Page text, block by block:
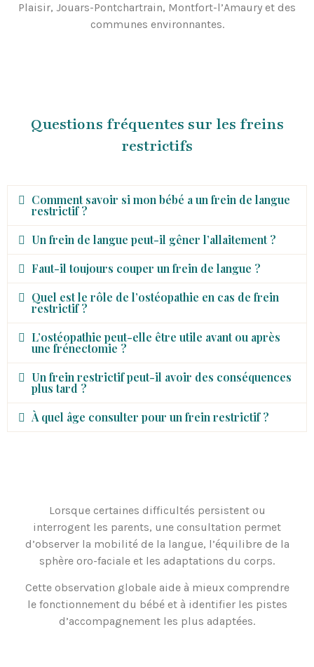
Plaisir, Jouars-Pontchartrain, Montfort-l’Amaury et des
communes environnantes.
Questions fréquentes sur les freins
restrictifs
Comment savoir si mon bébé a un frein de langue
restrictif ?
Un frein de langue peut-il gêner l’allaitement ?
Faut-il toujours couper un frein de langue ?
Quel est le rôle de l’ostéopathie en cas de frein
restrictif ?
L’ostéopathie peut-elle être utile avant ou après
une frénectomie ?
Un frein restrictif peut-il avoir des conséquences
plus tard ?
À quel âge consulter pour un frein restrictif ?
Lorsque certaines difficultés persistent ou
interrogent les parents, une consultation permet
d’observer la mobilité de la langue, l’équilibre de la
sphère oro-faciale et les adaptations du corps.
Cette observation globale aide à mieux comprendre
le fonctionnement du bébé et à identifier les pistes
d’accompagnement les plus adaptées.